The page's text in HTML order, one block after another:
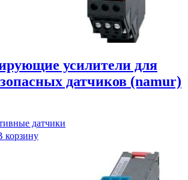
усилители для
датчиков (namur)
датчики
корзину